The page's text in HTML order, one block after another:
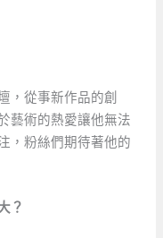
，從事新作品的創
藝術的熱愛讓他無法
，粉絲們期待著他的
？